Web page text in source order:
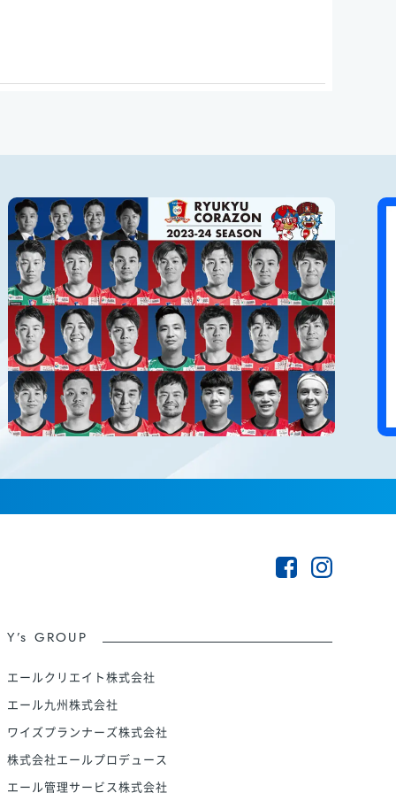
Y’s GROUP
エールクリエイト株式会社
エール九州株式会社
ワイズプランナーズ株式会社
株式会社エールプロデュース
エール管理サービス株式会社